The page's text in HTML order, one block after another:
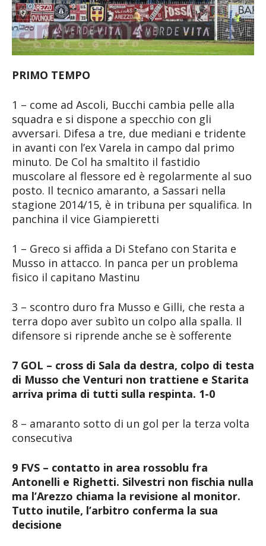
PRIMO TEMPO
1 – come ad Ascoli, Bucchi cambia pelle alla
squadra e si dispone a specchio con gli
avversari. Difesa a tre, due mediani e tridente
in avanti con l’ex Varela in campo dal primo
minuto. De Col ha smaltito il fastidio
muscolare al flessore ed è regolarmente al suo
posto. Il tecnico amaranto, a Sassari nella
stagione 2014/15, è in tribuna per squalifica. In
panchina il vice Giampieretti
1 – Greco si affida a Di Stefano con Starita e
Musso in attacco. In panca per un problema
fisico il capitano Mastinu
3 – scontro duro fra Musso e Gilli, che resta a
terra dopo aver subìto un colpo alla spalla. Il
difensore si riprende anche se è sofferente
7 GOL – cross di Sala da destra, colpo di testa
di Musso che Venturi non trattiene e Starita
arriva prima di tutti sulla respinta. 1-0
8 – amaranto sotto di un gol per la terza volta
consecutiva
9 FVS – contatto in area rossoblu fra
Antonelli e Righetti. Silvestri non fischia nulla
ma l’Arezzo chiama la revisione al monitor.
Tutto inutile, l’arbitro conferma la sua
decisione